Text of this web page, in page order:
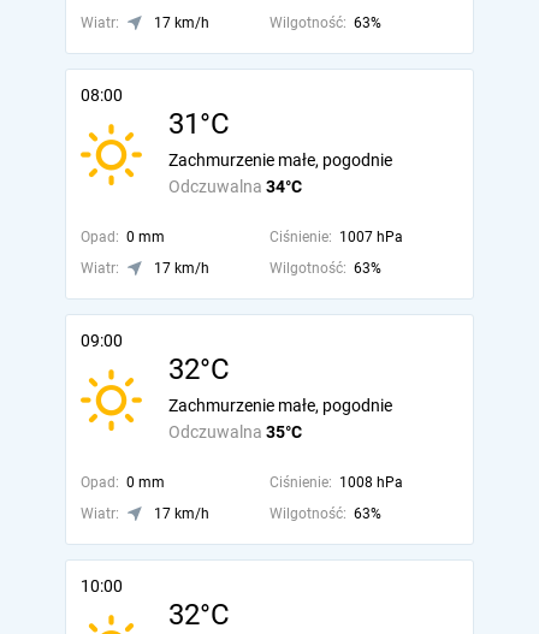
Wiatr: 17 km/h Wilgotność: 63%
08:00
31°C
Odczuwalna 34°C
Zachmurzenie małe, pogodnie
Opad: 0 mm Ciśnienie: 1007 hPa
Wiatr:
17 km/h Wilgotność: 63%
09:00
32°C
Odczuwalna 35°C
Zachmurzenie małe, pogodnie
Opad: 0 mm Ciśnienie: 1008 hPa
Wiatr:
17 km/h Wilgotność: 63%
10:00
32°C